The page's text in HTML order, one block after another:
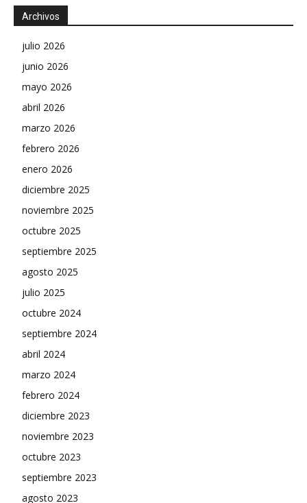
Archivos
julio 2026
junio 2026
mayo 2026
abril 2026
marzo 2026
febrero 2026
enero 2026
diciembre 2025
noviembre 2025
octubre 2025
septiembre 2025
agosto 2025
julio 2025
octubre 2024
septiembre 2024
abril 2024
marzo 2024
febrero 2024
diciembre 2023
noviembre 2023
octubre 2023
septiembre 2023
agosto 2023